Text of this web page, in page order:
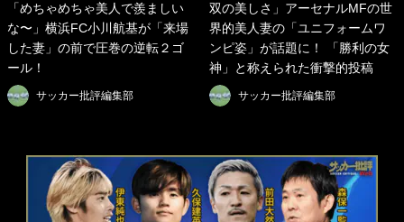
「めちゃめちゃ美人で羨ましい
な〜」横浜FC小川航基が「来場
した妻」の前で圧巻の逆転２ゴ
ール！
サッカー批評編集部
双の美しさ」アーセナルMFの世
界的美人妻の「ユニフォームワ
ンピ姿」が話題に！ 「勝利の女
神」と称えられた衝撃的投稿
サッカー批評編集部